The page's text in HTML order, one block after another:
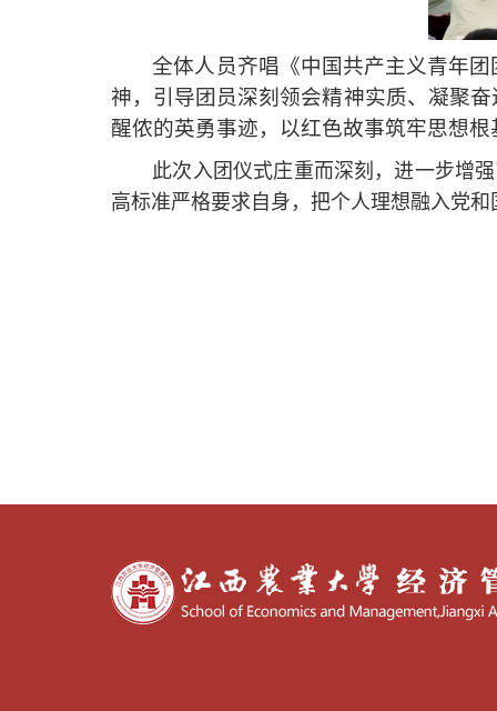
全体人员齐唱《中国共产主义青年
神，引导团员深刻领会精神实质、凝聚
醒侬的英勇事迹，以红色故事筑牢思想
此次入团仪式庄重而深刻，进一步增
高标准严格要求自身，把个人理想融入党